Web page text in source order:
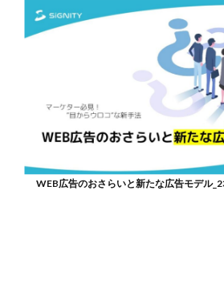
WEB広告のおさらいと新たな広告モデル